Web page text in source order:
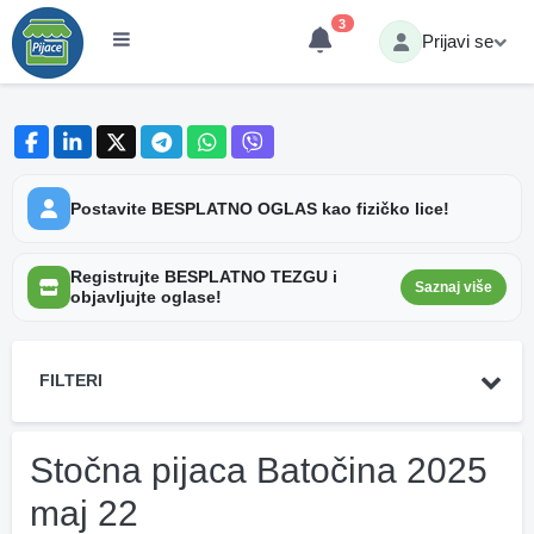
3
Prijavi se
Postavite BESPLATNO OGLAS kao fizičko lice!
Registrujte BESPLATNO TEZGU i
objavljujte oglase!
Saznaj više
FILTERI
Stočna pijaca Batočina 2025
maj 22